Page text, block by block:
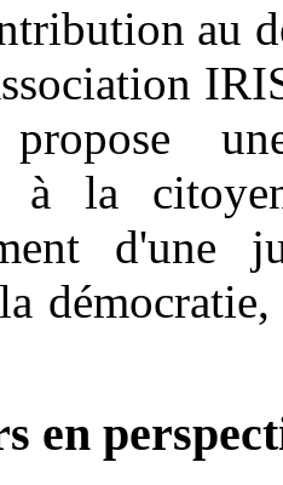
au
propose
à la
d'une
en